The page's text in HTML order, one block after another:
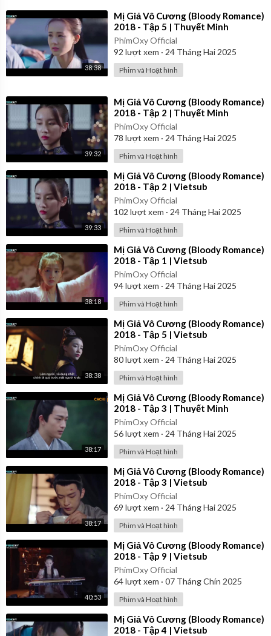
38:38
⁣Mị Giả Vô Cương (Bloody Romance)
2018 - Tập 5 | Thuyết Minh
PhimOxy Official
92 lượt xem · 24 Tháng Hai 2025
Phim và Hoạt hình
39:32
⁣Mị Giả Vô Cương (Bloody Romance)
2018 - Tập 2 | Thuyết Minh
PhimOxy Official
78 lượt xem · 24 Tháng Hai 2025
Phim và Hoạt hình
39:33
⁣Mị Giả Vô Cương (Bloody Romance)
2018 - Tập 2 | Vietsub
PhimOxy Official
102 lượt xem · 24 Tháng Hai 2025
Phim và Hoạt hình
38:18
⁣Mị Giả Vô Cương (Bloody Romance)
2018 - Tập 1 | Vietsub
PhimOxy Official
94lượt xem · 24 Tháng Hai 2025
Phim và Hoạt hình
38:38
⁣Mị Giả Vô Cương (Bloody Romance)
2018 - Tập 5 | Vietsub
PhimOxy Official
80lượt xem · 24 Tháng Hai 2025
Phim và Hoạt hình
38:17
⁣Mị Giả Vô Cương (Bloody Romance)
2018 - Tập 3 | Thuyết Minh
PhimOxy Official
56lượt xem · 24 Tháng Hai 2025
Phim và Hoạt hình
38:17
⁣Mị Giả Vô Cương (Bloody Romance)
2018 - Tập 3 | Vietsub
PhimOxy Official
69 lượt xem · 24 Tháng Hai 2025
Phim và Hoạt hình
40:53
⁣Mị Giả Vô Cương (Bloody Romance)
2018 - Tập 9 | Vietsub
PhimOxy Official
64lượt xem · 07 Tháng Chín 2025
Phim và Hoạt hình
⁣Mị Giả Vô Cương (Bloody Romance)
2018 - Tập 4 | Vietsub